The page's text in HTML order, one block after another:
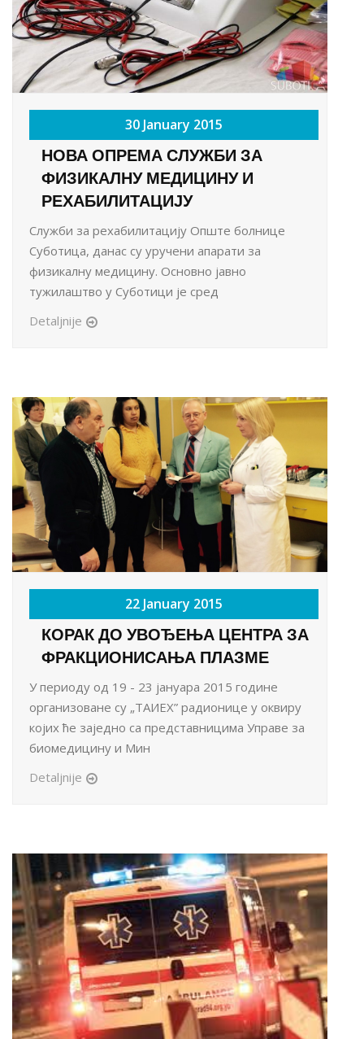
30 January 2015
НОВА ОПРЕМА СЛУЖБИ ЗА
ФИЗИКАЛНУ МЕДИЦИНУ И
РЕХАБИЛИТАЦИЈУ
Служби за рехабилитацију Опште болнице
Суботица, данас су уручени апарати за
физикалну медицину. Основно јавно
тужилаштво у Суботици је сред
Detaljnije
22 January 2015
КОРАК ДО УВОЂЕЊА ЦЕНТРА ЗА
ФРАКЦИОНИСАЊА ПЛАЗМЕ
У периоду од 19 - 23 јануара 2015 године
организоване су „ТАИЕX” радионице у оквиру
којих ће заједно са представницима Управе за
биомедицину и Мин
Detaljnije